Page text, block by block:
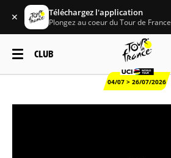
✕ Téléchargez l'application
Plongez au coeur du Tour de France
CLUB
04/07 > 26/07/2026